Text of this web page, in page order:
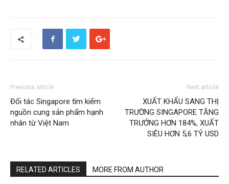
Previous article
Đối tác Singapore tìm kiếm
nguồn cung sản phẩm hạnh
nhân từ Việt Nam
Next article
XUẤT KHẨU SANG THỊ
TRƯỜNG SINGAPORE TĂNG
TRƯỞNG HƠN 184%, XUẤT
SIÊU HƠN 5,6 TỶ USD
RELATED ARTICLES MORE FROM AUTHOR